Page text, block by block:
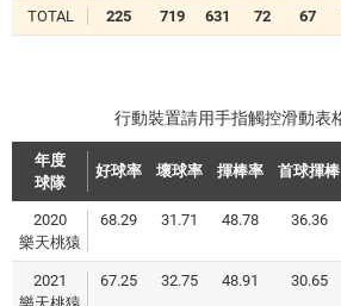
TOTAL 225 719 631 72 67
年度
球隊
好球率 壞球率 揮棒率 首球揮棒
2020
樂天桃猿
68.29 31.71 48.78 36.36
2021
67.25 32.75 48.91 30.65